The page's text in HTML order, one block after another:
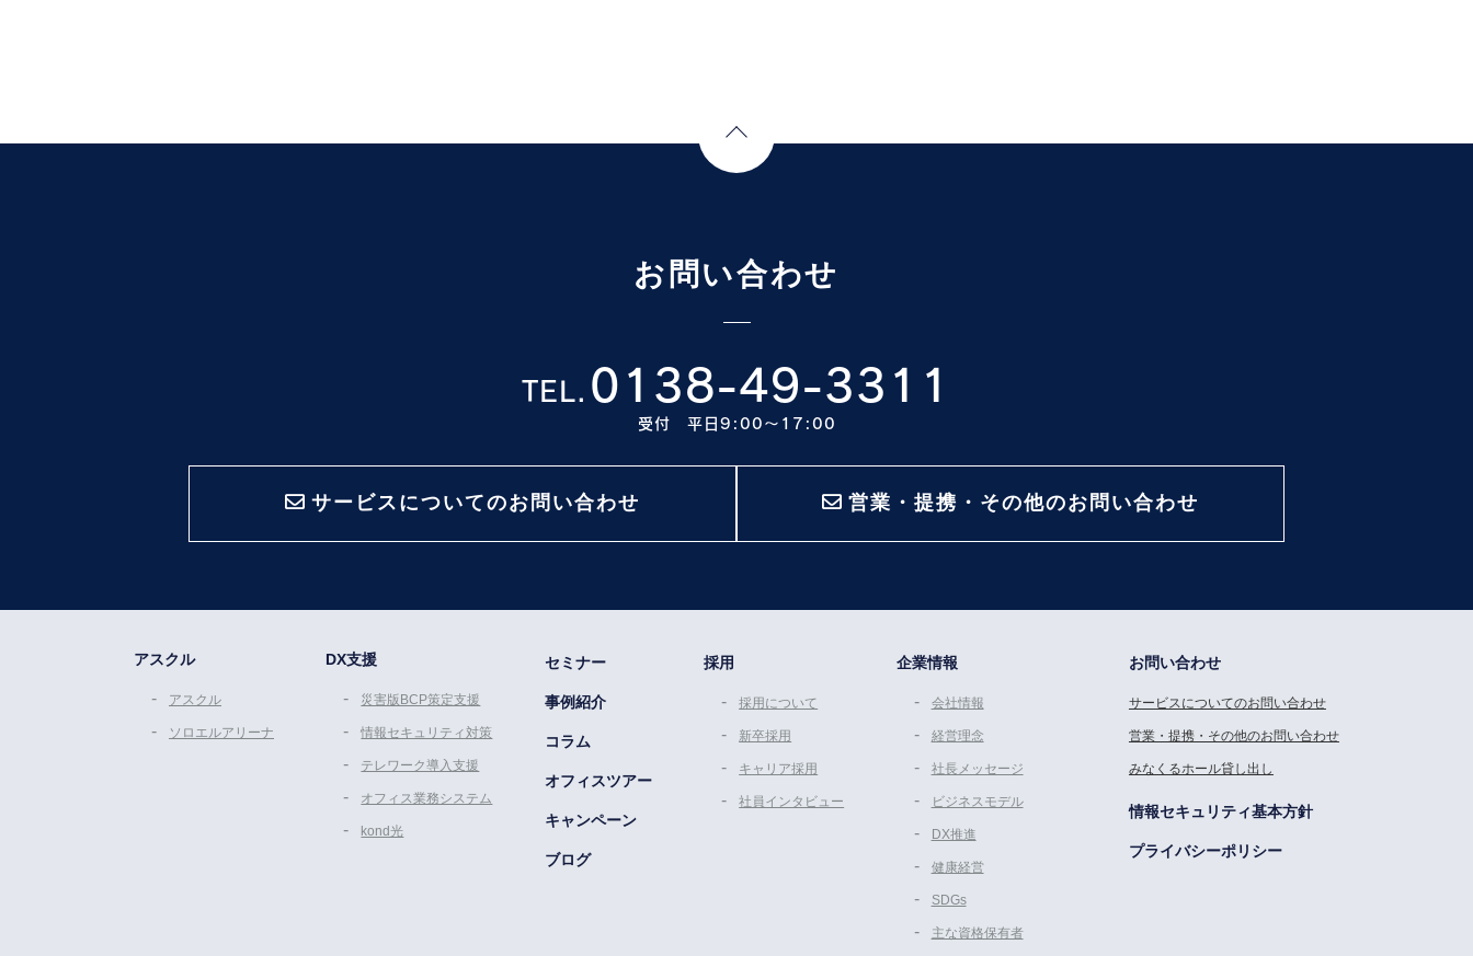
お問い合わせ
TEL. 0138-49-3311
受付 平日9:00〜17:00
サービスについてのお問い合わせ 営業・提携・その他のお問い合わせ
アスクル
アスクル
ソロエルアリーナ
DX支援
災害版BCP策定支援
情報セキュリティ対策
テレワーク導入支援
オフィス業務システム
kond光
セミナー
事例紹介
コラム
オフィスツアー
キャンペーン
ブログ
採用
採用について
新卒採用
キャリア採用
社員インタビュー
企業情報
会社情報
経営理念
社長メッセージ
ビジネスモデル
DX推進
健康経営
SDGs
主な資格保有者
お問い合わせ
サービスについてのお問い合わせ
営業・提携・その他のお問い合わせ
みなくるホール貸し出し
情報セキュリティ基本方針
プライバシーポリシー